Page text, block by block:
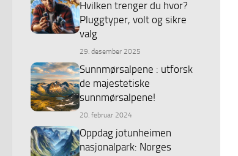
Hvilken trenger du hvor?
Pluggtyper, volt og sikre
valg
29. desember 2025
Sunnmørsalpene : utforsk
de majestetiske
sunnmørsalpene!
20. februar 2024
Oppdag jotunheimen
nasjonalpark: Norges